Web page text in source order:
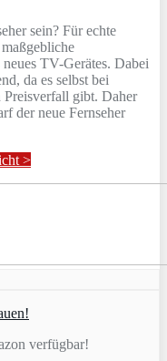
sein? Für echte
TV-Gerätes. Dabei
da es selbst bei
Preisverfall gibt. Daher
der neue Fernseher
>
verfügbar!